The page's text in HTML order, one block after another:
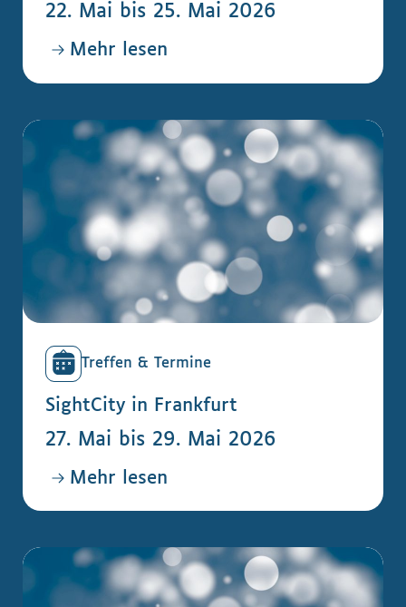
22. Mai bis 25. Mai 2026
Mehr lesen
Treffen & Termine
SightCity in Frankfurt
27. Mai bis 29. Mai 2026
Mehr lesen